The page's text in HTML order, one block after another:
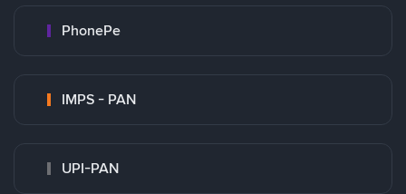
PhonePe
IMPS - PAN
UPI-PAN